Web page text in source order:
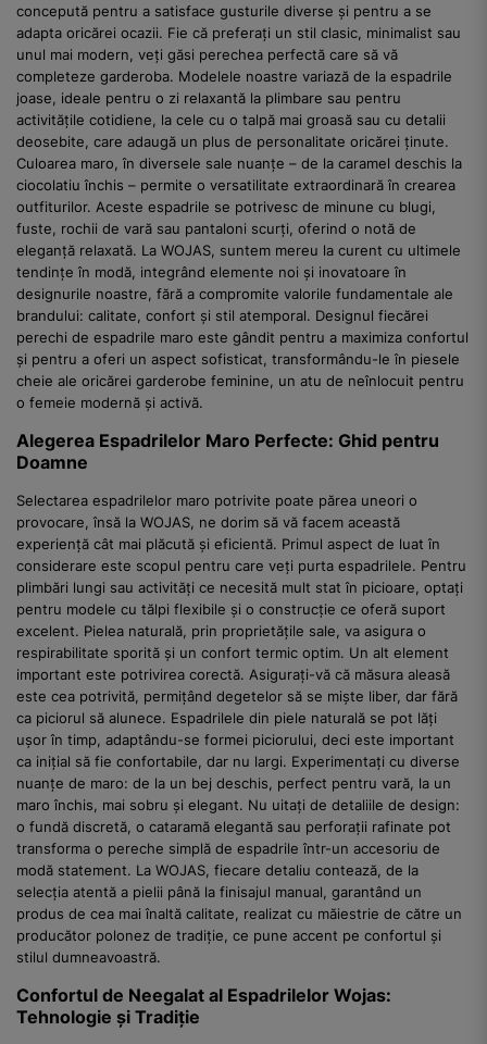
concepută pentru a satisface gusturile diverse și pentru a se
adapta oricărei ocazii. Fie că preferați un stil clasic, minimalist sau
unul mai modern, veți găsi perechea perfectă care să vă
completeze garderoba. Modelele noastre variază de la espadrile
joase, ideale pentru o zi relaxantă la plimbare sau pentru
activitățile cotidiene, la cele cu o talpă mai groasă sau cu detalii
deosebite, care adaugă un plus de personalitate oricărei ținute.
Culoarea maro, în diversele sale nuanțe – de la caramel deschis la
ciocolatiu închis – permite o versatilitate extraordinară în crearea
outfiturilor. Aceste espadrile se potrivesc de minune cu blugi,
fuste, rochii de vară sau pantaloni scurți, oferind o notă de
eleganță relaxată. La WOJAS, suntem mereu la curent cu ultimele
tendințe în modă, integrând elemente noi și inovatoare în
designurile noastre, fără a compromite valorile fundamentale ale
brandului: calitate, confort și stil atemporal. Designul fiecărei
perechi de espadrile maro este gândit pentru a maximiza confortul
și pentru a oferi un aspect sofisticat, transformându-le în piesele
cheie ale oricărei garderobe feminine, un atu de neînlocuit pentru
o femeie modernă și activă.
Alegerea Espadrilelor Maro Perfecte: Ghid pentru
Doamne
Selectarea espadrilelor maro potrivite poate părea uneori o
provocare, însă la WOJAS, ne dorim să vă facem această
experiență cât mai plăcută și eficientă. Primul aspect de luat în
considerare este scopul pentru care veți purta espadrilele. Pentru
plimbări lungi sau activități ce necesită mult stat în picioare, optați
pentru modele cu tălpi flexibile și o construcție ce oferă suport
excelent. Pielea naturală, prin proprietățile sale, va asigura o
respirabilitate sporită și un confort termic optim. Un alt element
important este potrivirea corectă. Asigurați-vă că măsura aleasă
este cea potrivită, permițând degetelor să se miște liber, dar fără
ca piciorul să alunece. Espadrilele din piele naturală se pot lăți
ușor în timp, adaptându-se formei piciorului, deci este important
ca inițial să fie confortabile, dar nu largi. Experimentați cu diverse
nuanțe de maro: de la un bej deschis, perfect pentru vară, la un
maro închis, mai sobru și elegant. Nu uitați de detaliile de design:
o fundă discretă, o cataramă elegantă sau perforații rafinate pot
transforma o pereche simplă de espadrile într-un accesoriu de
modă statement. La WOJAS, fiecare detaliu contează, de la
selecția atentă a pielii până la finisajul manual, garantând un
produs de cea mai înaltă calitate, realizat cu măiestrie de către un
producător polonez de tradiție, ce pune accent pe confortul și
stilul dumneavoastră.
Confortul de Neegalat al Espadrilelor Wojas:
Tehnologie și Tradiție